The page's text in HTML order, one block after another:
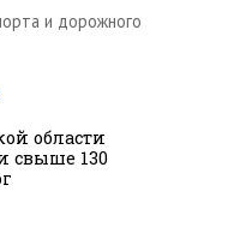
и дорожного
области
свыше 130